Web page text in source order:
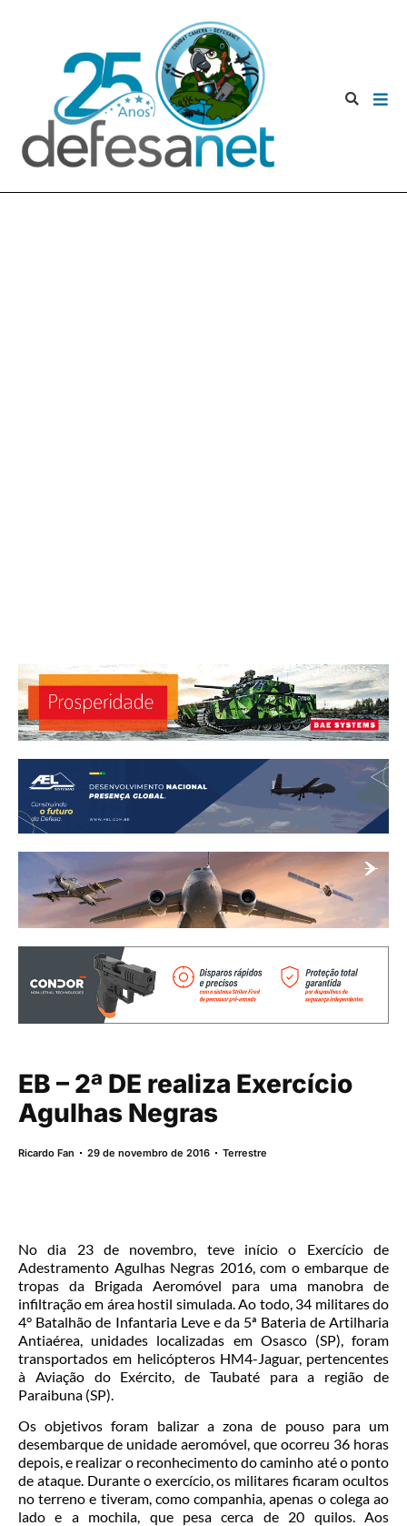
EB – 2ª DE realiza Exercício
Agulhas Negras
Ricardo Fan 29 de novembro de 2016 Terrestre
No dia 23 de novembro, teve início o Exercício de
Adestramento Agulhas Negras 2016, com o embarque de
tropas da Brigada Aeromóvel para uma manobra de
infiltração em área hostil simulada. Ao todo, 34 militares do
4° Batalhão de Infantaria Leve e da 5ª Bateria de Artilharia
Antiaérea, unidades localizadas em Osasco (SP), foram
transportados em helicópteros HM4-Jaguar, pertencentes
à Aviação do Exército, de Taubaté para a região de
Paraibuna (SP).
Os objetivos foram balizar a zona de pouso para um
desembarque de unidade aeromóvel, que ocorreu 36 horas
depois, e realizar o reconhecimento do caminho até o ponto
de ataque. Durante o exercício, os militares ficaram ocultos
no terreno e tiveram, como companhia, apenas o colega ao
lado e a mochila, que pesa cerca de 20 quilos. Aos